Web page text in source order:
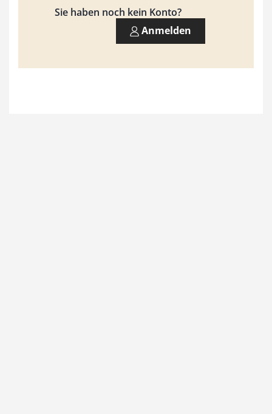
9
0
Sie haben noch kein Konto?
Anmelden